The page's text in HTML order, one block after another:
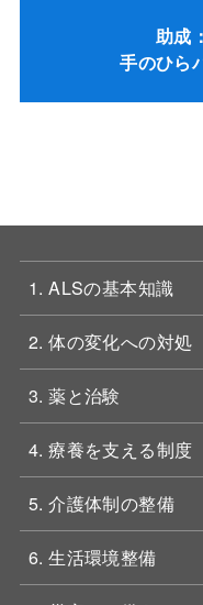
助成
手のひら
1. ALSの基本知識
2. 体の変化への対処
3. 薬と治験
4. 療養を支える制度
5. 介護体制の整備
6. 生活環境整備